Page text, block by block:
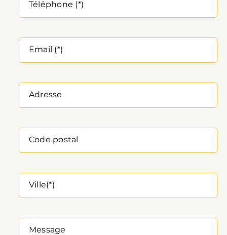
Téléphone (*)
Email (*)
Adresse
Code postal
Ville(*)
Message